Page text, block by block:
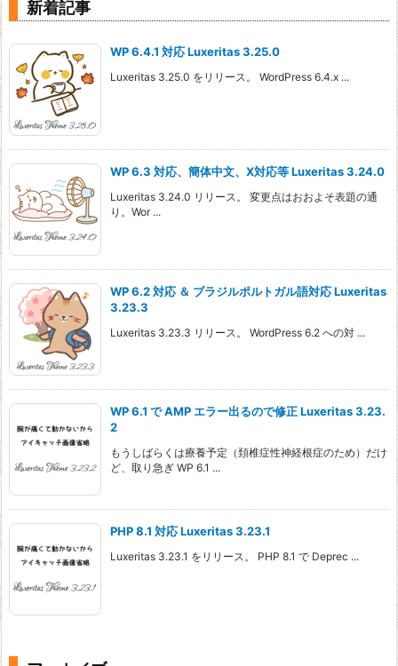
新着記事
WP 6.4.1 対応 Luxeritas 3.25.0
Luxeritas 3.25.0 をリリース。 WordPress 6.4.x ...
WP 6.3 対応、簡体中文、X対応等 Luxeritas 3.24.0
Luxeritas 3.24.0 リリース。 変更点はおおよそ表題の通
り。Wor ...
WP 6.2 対応 ＆ ブラジルポルトガル語対応 Luxeritas
3.23.3
Luxeritas 3.23.3 リリース。 WordPress 6.2 への対 ...
WP 6.1 で AMP エラー出るので修正 Luxeritas 3.23.
2
もうしばらくは療養予定（頚椎症性神経根症のため）だけ
ど、取り急ぎ WP 6.1 ...
PHP 8.1 対応 Luxeritas 3.23.1
Luxeritas 3.23.1 をリリース。 PHP 8.1 で Deprec ...